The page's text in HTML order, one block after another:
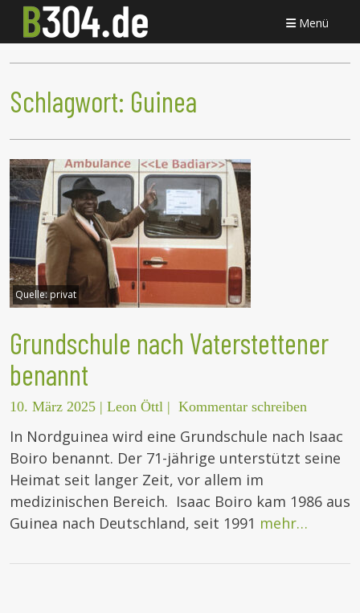
Menü
Schlagwort: Guinea
Quelle:privat
Grundschule nach Vaterstettener
benannt
10. März 2025 | Leon Öttl | Kommentar schreiben
In Nordguinea wird eine Grundschule nach Isaac
Boiro benannt. Der 71-jährige unterstützt seine
Heimat seit langer Zeit, vor allem im
medizinischen Bereich. Isaac Boiro kam 1986 aus
Guinea nach Deutschland, seit 1991 mehr…